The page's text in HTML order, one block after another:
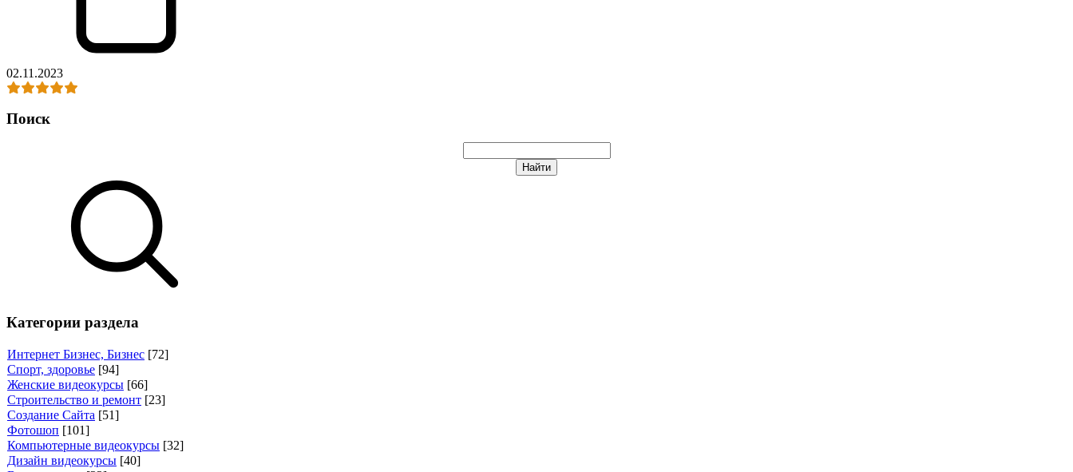
02.11.2023
Поиск
Категории раздела
Интернет Бизнес, Бизнес [72]
Спорт, здоровье [94]
Женские видеокурсы [66]
Строительство и ремонт [23]
Создание Сайта [51]
Фотошоп [101]
Компьютерные видеокурсы [32]
Дизайн видеокурсы [40]